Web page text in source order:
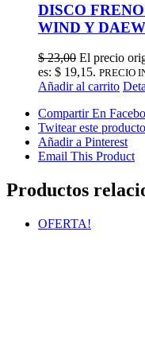
DISCO
WIND Y
$23,00 El precio
es: $ 19,15. PRECIO
Añadir al carrito
Compartir En
Twitear este producto
Añadir a Pinterest
Email This Product
Productos
OFERTA!